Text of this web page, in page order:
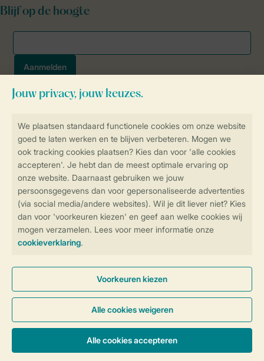
Controle over jouw gegevens &
privacy
SSL certificaat
Veilige gegevensoverdracht
Veilige betaling
Blijf op de hoogte
Algemene voorwaarden Privacy notice
Disclaimer
Toegankelijkheid © 2026 Landal